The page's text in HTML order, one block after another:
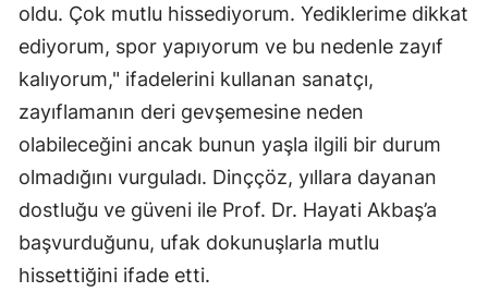
oldu. Çok mutlu hissediyorum. Yediklerime dikkat
ediyorum, spor yapıyorum ve bu nedenle zayıf
kalıyorum," ifadelerini kullanan sanatçı,
zayıflamanın deri gevşemesine neden
olabileceğini ancak bunun yaşla ilgili bir durum
olmadığını vurguladı. Dinççöz, yıllara dayanan
dostluğu ve güveni ile Prof. Dr. Hayati Akbaş’a
başvurduğunu, ufak dokunuşlarla mutlu
hissettiğini ifade etti.